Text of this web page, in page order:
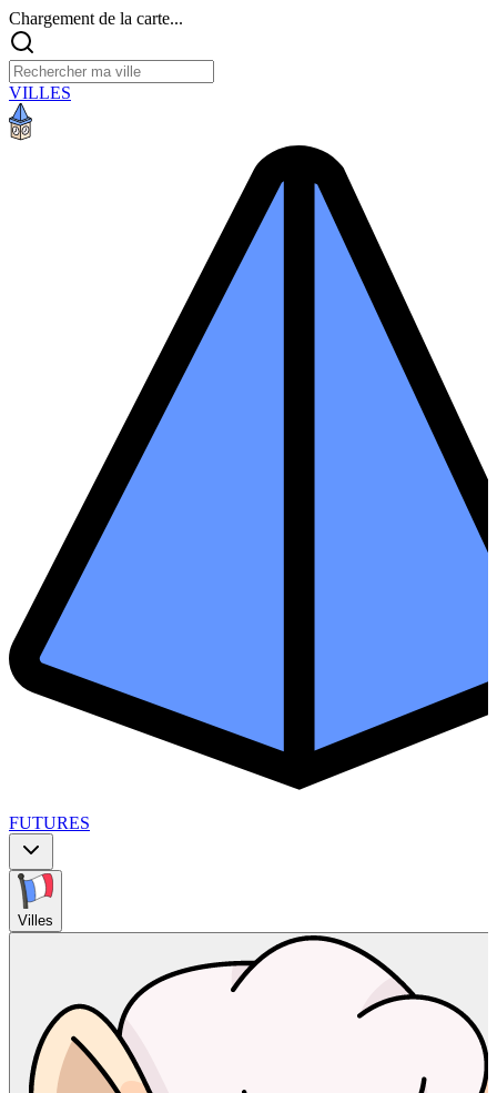
Chargement de la carte...
VILLES
FUTURES
Villes